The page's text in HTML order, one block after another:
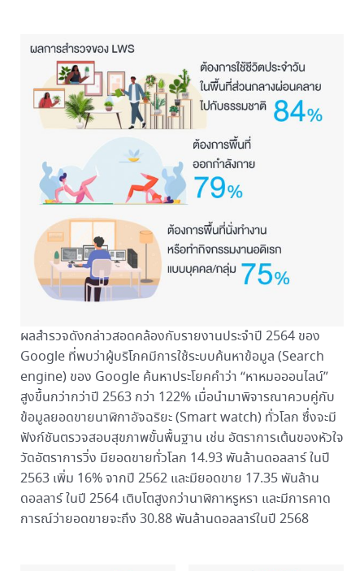
ผลสำรวจดังกล่าวสอดคล้องกับรายงานประจำปี 2564 ของ
Google ที่พบว่าผู้บริโภคมีการใช้ระบบค้นหาข้อมูล (Search
engine) ของ Google ค้นหาประโยคคำว่า “หาหมอออนไลน์”
สูงขึ้นกว่ากว่าปี 2563 กว่า 122% เมื่อนำมาพิจารณาควบคู่กับ
ข้อมูลยอดขายนาฬิกาอัจฉริยะ (Smart watch) ทั่วโลก ซึ่งจะมี
ฟังก์ชันตรวจสอบสุขภาพขั้นพื้นฐาน เช่น อัตราการเต้นของหัวใจ
วัดอัตราการวิ่ง มียอดขายทั่วโลก 14.93 พันล้านดอลลาร์ ในปี
2563 เพิ่ม 16% จากปี 2562 และมียอดขาย 17.35 พันล้าน
ดอลลาร์ ในปี 2564 เติบโตสูงกว่านาฬิกาหรูหรา และมีการคาด
การณ์ว่ายอดขายจะถึง 30.88 พันล้านดอลลาร์ในปี 2568